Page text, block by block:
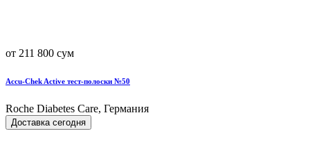
от 211 800 сум
Accu-Chek Active тест-полоски №50
Roche Diabetes Care, Германия
Доставка сегодня